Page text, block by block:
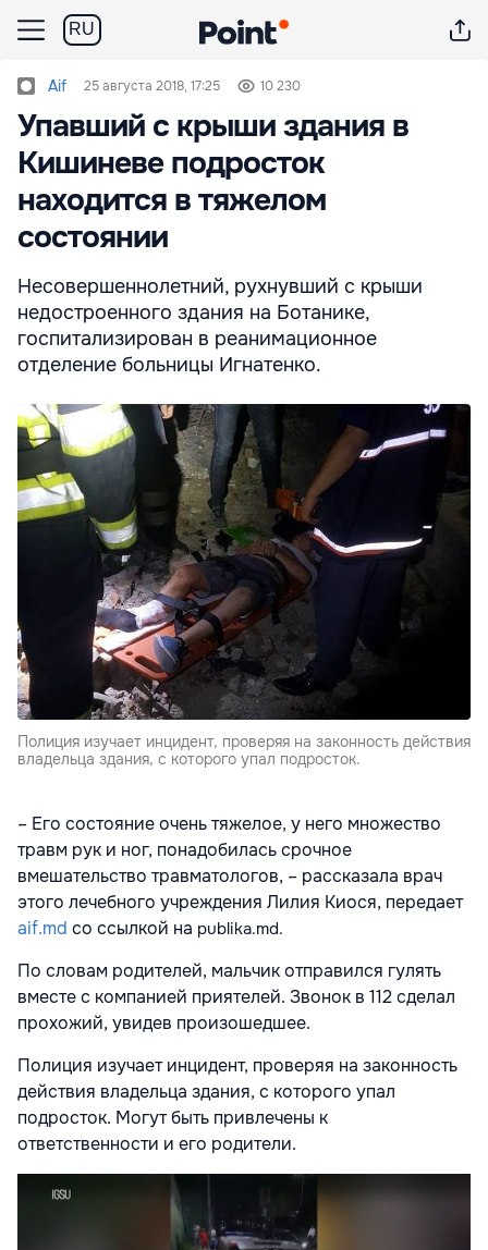
RU
Aif 25 августа 2018, 17:25 10 230
Упавший с крыши здания в
Кишиневе подросток
находится в тяжелом
состоянии
Несовершеннолетний, рухнувший с крыши
недостроенного здания на Ботанике,
госпитализирован в реанимационное
отделение больницы Игнатенко.
Полиция изучает инцидент, проверяя на законность действия
владельца здания, с которого упал подросток.
– Его состояние очень тяжелое, у него множество
травм рук и ног, понадобилась срочное
вмешательство травматологов, – рассказала врач
этого лечебного учреждения Лилия Киося, передает
aif.md со ссылкой на publika.md.
По словам родителей, мальчик отправился гулять
вместе с компанией приятелей. Звонок в 112 сделал
прохожий, увидев произошедшее.
Полиция изучает инцидент, проверяя на законность
действия владельца здания, с которого упал
подросток. Могут быть привлечены к
ответственности и его родители.